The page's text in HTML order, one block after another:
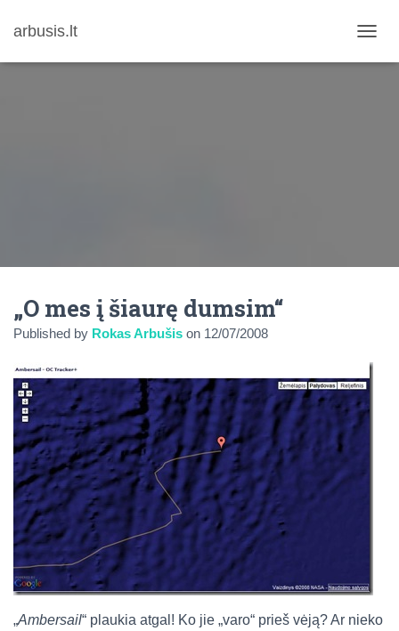
arbusis.lt
O
I
„O mes į šiaurę dumsim“
Published by Rokas Arbušis on 12/07/2008
„Ambersail“ plaukia atgal! Ko jie „varo“ prieš vėją? Ar nieko